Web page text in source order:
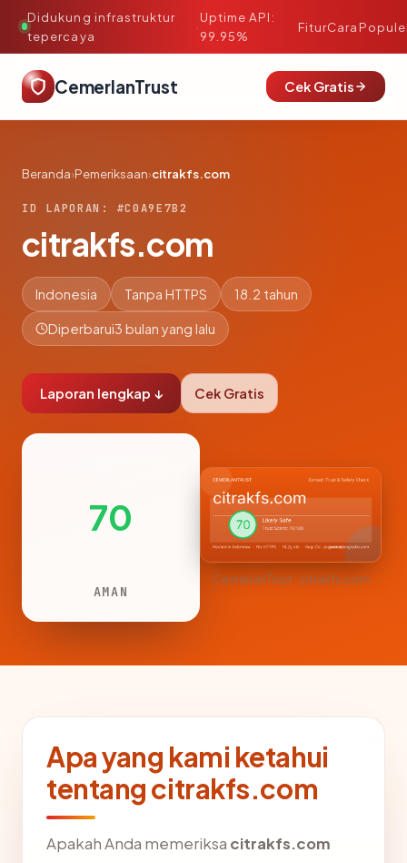
Didukung infrastruktur
tepercaya
·
Uptime API:
99.95%
FiturCara
CemerlanTrust Cek Gratis
Beranda›Pemeriksaan›citrakfs.com
ID LAPORAN: #C0A9E7B2
citrakfs.com
Indonesia Tanpa HTTPS 18.2 tahun
Diperbarui3 bulan yang lalu
Laporan lengkap ↓ Cek Gratis
70
AMAN
CemerlanTrust · citrakfs.com
Apa yang kami ketahui
tentang citrakfs.com
Apakah Anda memeriksa citrakfs.com